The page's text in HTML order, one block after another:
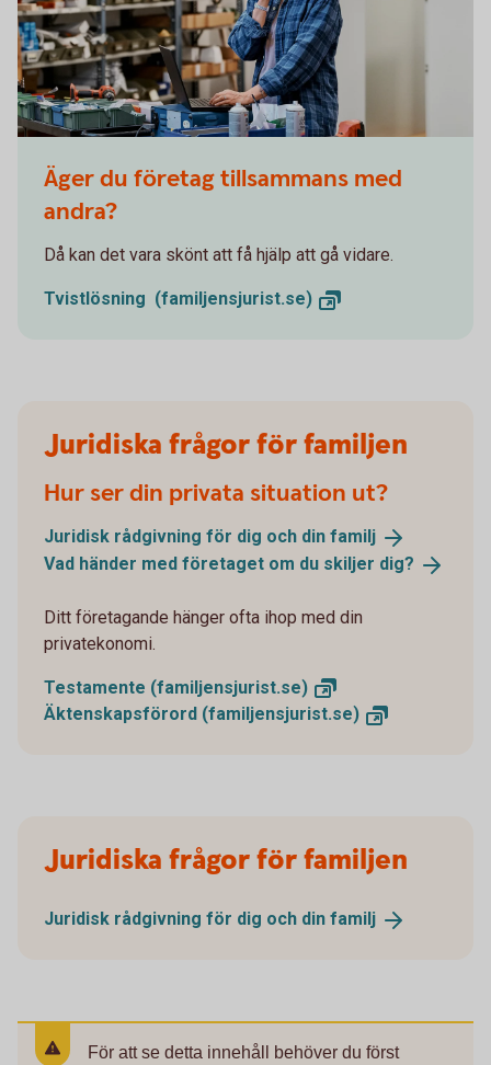
Äger du företag tillsammans med
andra?
Då kan det vara skönt att få hjälp att gå vidare.
Tvistlösning (familjensjurist.se)
Juridiska frågor för familjen
Hur ser din privata situation ut?
Juridisk rådgivning för dig och din familj
Vad händer med företaget om du skiljer dig?
Ditt företagande hänger ofta ihop med din
privatekonomi.
Testamente (familjensjurist.se)
Äktenskapsförord (familjensjurist.se)
Juridiska frågor för familjen
Juridisk rådgivning för dig och din familj
För att se detta innehåll behöver du först